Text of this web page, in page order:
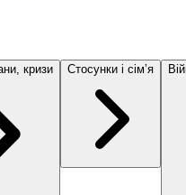
кризи Стосунки і сімʼя